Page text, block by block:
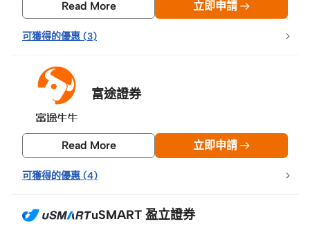
Read More 立即申請
可獲得的優惠 (3)
富途證券
Read More 立即申請
可獲得的優惠 (4)
uSMART 盈立證券